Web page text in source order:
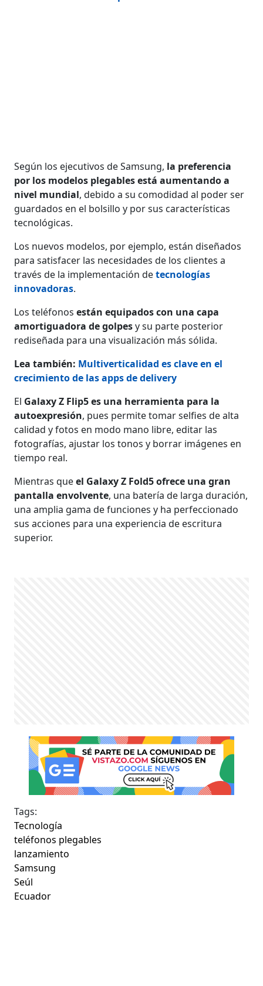
Según los ejecutivos de Samsung, la preferencia
por los modelos plegables está aumentando a
nivel mundial, debido a su comodidad al poder ser
guardados en el bolsillo y por sus características
tecnológicas.
Los nuevos modelos, por ejemplo, están diseñados
para satisfacer las necesidades de los clientes a
través de la implementación detecnologías
innovadoras.
Los teléfonosestán equipados con una capa
amortiguadora de golpesy su parte posterior
rediseñada para una visualización más sólida.
Lea también: Multiverticalidad es clave en el
crecimiento de las apps de delivery
El Galaxy Z Flip5 es una herramienta para la
autoexpresión, pues permite tomar selfies de alta
calidad y fotos en modo mano libre, editar las
fotografías, ajustar los tonos y borrar imágenes en
tiempo real.
Mientras queel Galaxy Z Fold5 ofrece una gran
pantalla envolvente, una batería de larga duración,
una amplia gama de funciones y ha perfeccionado
sus acciones para una experiencia de escritura
superior.
Tags:
Tecnología
teléfonos plegables
lanzamiento
Samsung
Seúl
Ecuador